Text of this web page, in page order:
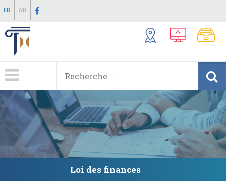
au
contenu
principal
FR AR
Principale
Loi des finances